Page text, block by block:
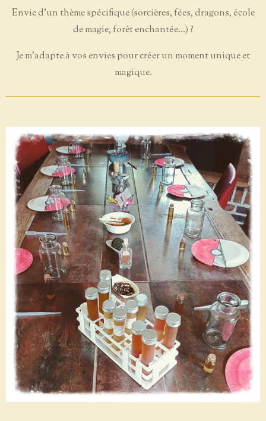
Envie d’un thème spécifique (sorcières, fées, dragons, école
de magie, forêt enchantée...) ?
Je m’adapte à vos envies pour créer un moment unique et
magique.